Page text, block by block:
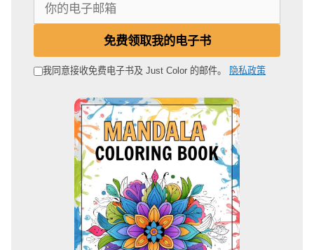
邮
免费领取我的电子书
我同意接收免费电子书及 Just Color 的邮件。 隐私政策